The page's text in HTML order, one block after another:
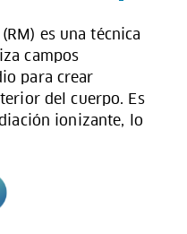
es una técnica
campos
para crear
del cuerpo. Es
ionizante, lo